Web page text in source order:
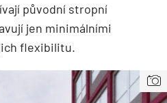
původní stropní
jen minimálními
flexibilitu.